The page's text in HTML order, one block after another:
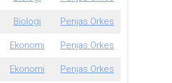
Biologi Penjas Orkes
Ekonomi Penjas Orkes
Ekonomi Penjas Orkes